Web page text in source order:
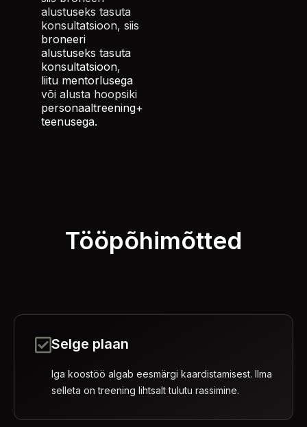
alustuseks tasuta
konsultatsioon, siis
broneeri
alustuseks tasuta
konsultatsioon,
liitu mentorlusega
või alusta hoopsiki
personaaltreening+
teenusega.
Tööpõhimõtted
Selge plaan
Iga koostöö algab eesmärgi kaardistamisest. Ilma
selleta on treening lihtsalt tulutu rassimine.